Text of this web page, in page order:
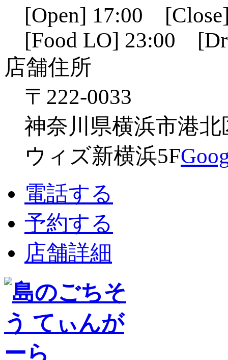
[Open] 17:00
[Food LO] 23:00
店舗住所
〒222-0033
神奈川県横浜市港北
ウィズ新横浜5F
電話する
予約する
店舗詳細